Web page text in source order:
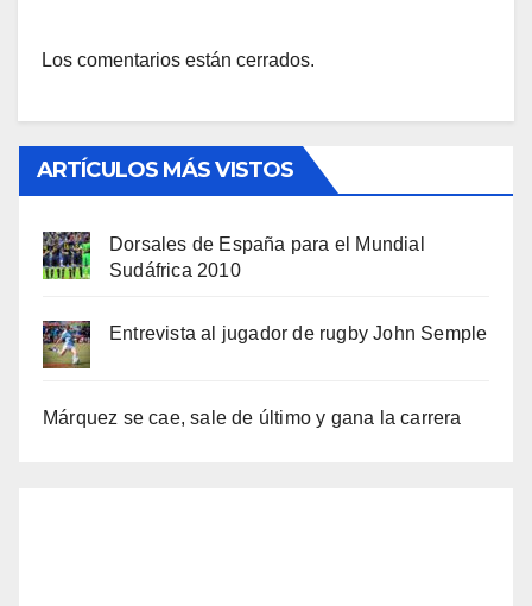
Los comentarios están cerrados.
ARTÍCULOS MÁS VISTOS
Dorsales de España para el Mundial
Sudáfrica 2010
Entrevista al jugador de rugby John Semple
Márquez se cae, sale de último y gana la carrera